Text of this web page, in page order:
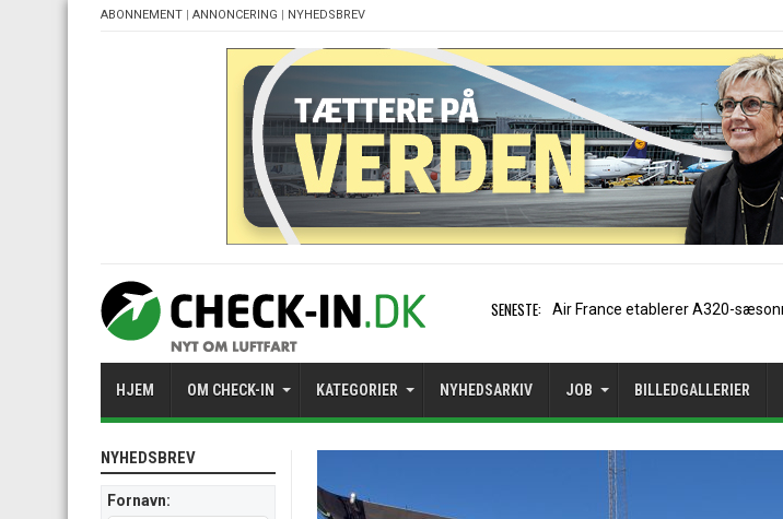
ABONNEMENT | ANNONCERING | NYHEDSBREV
SENESTE: EasyJet-stifter hilser aftal
HJEM OM CHECK-IN KATEGORIER NYHEDSARKIV JOB BILLEDGALLERIER
NYHEDSBREV
Fornavn: